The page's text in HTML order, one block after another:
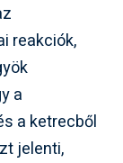
reakciók,
a
a ketrecből
jelenti,